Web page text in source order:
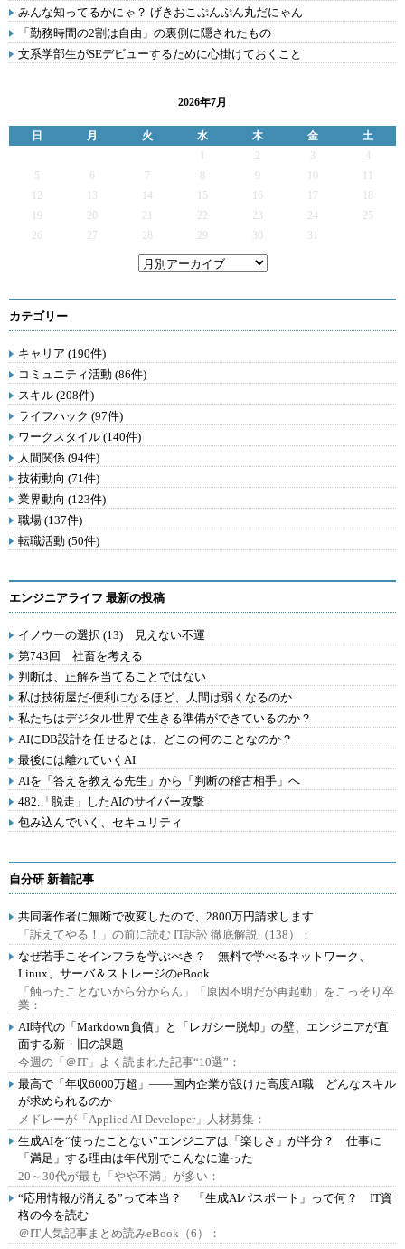
みんな知ってるかにゃ？ げきおこぷんぷん丸だにゃん
「勤務時間の2割は自由」の裏側に隠されたもの
文系学部生がSEデビューするために心掛けておくこと
2026年7月
日 月 火 水 木 金
土
2 3
4
5
6 7 9
12
13 14 15 16 17
19
20 21 22 23 24
25
26
27 28 29 30 31
カテゴリー
キャリア (190件)
コミュニティ活動 (86件)
スキル (208件)
ライフハック (97件)
ワークスタイル (140件)
人間関係 (94件)
技術動向 (71件)
業界動向 (123件)
職場 (137件)
転職活動 (50件)
エンジニアライフ 最新の投稿
イノウーの選択 (13) 見えない不運
第743回 社畜を考える
判断は、正解を当てることではない
私は技術屋だ-便利になるほど、人間は弱くなるのか
私たちはデジタル世界で生きる準備ができているのか？
AIにDB設計を任せるとは、どこの何のことなのか？
最後には離れていくAI
AIを「答えを教える先生」から「判断の稽古相手」へ
482.「脱走」したAIのサイバー攻撃
包み込んでいく、セキュリティ
自分研 新着記事
共同著作者に無断で改変したので、2800万円請求します
「訴えてやる！」の前に読む IT訴訟 徹底解説（138）：
なぜ若手こそインフラを学ぶべき？ 無料で学べるネットワーク、
Linux、サーバ＆ストレージのeBook
「触ったことないから分からん」「原因不明だが再起動」をこっそり卒
業：
AI時代の「Markdown負債」と「レガシー脱却」の壁、エンジニアが直
面する新・旧の課題
今週の「＠IT」よく読まれた記事“10選”：
最高で「年収6000万超」――国内企業が設けた高度AI職 どんなスキル
が求められるのか
メドレーが「Applied AI Developer」人材募集：
生成AIを“使ったことない”エンジニアは「楽しさ」が半分？ 仕事に
「満足」する理由は年代別でこんなに違った
20～30代が最も「やや不満」が多い：
“応用情報が消える”って本当？ 「生成AIパスポート」って何？ IT資
格の今を読む
＠IT人気記事まとめ読みeBook（6）：